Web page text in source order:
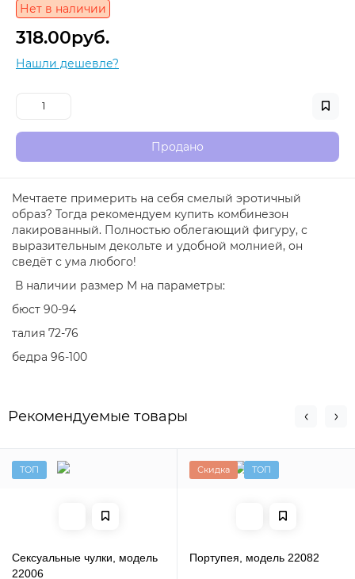
Нет в наличии
318.00руб.
Нашли дешевле?
Продано
Мечтаете примерить на себя смелый эротичный
образ? Тогда рекомендуем купить комбинезон
лакированный. Полностью облегающий фигуру, с
выразительным декольте и удобной молнией, он
сведёт с ума любого!
В наличии размер М на параметры:
бюст 90-94
талия 72-76
бедра 96-100
Рекомендуемые товары
ТОП
Сексуальные чулки, модель
22006
Скидка ТОП
Портупея, модель 22082